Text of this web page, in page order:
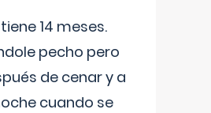
14 meses.
pecho pero
de cenar y a
cuando se